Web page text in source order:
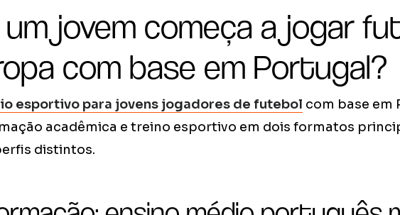
jovem começa a jogar
com base em Portugal?
esportivo para jovens jogadores de futebol com base em
acadêmica e treino esportivo em dois formatos
distintos.